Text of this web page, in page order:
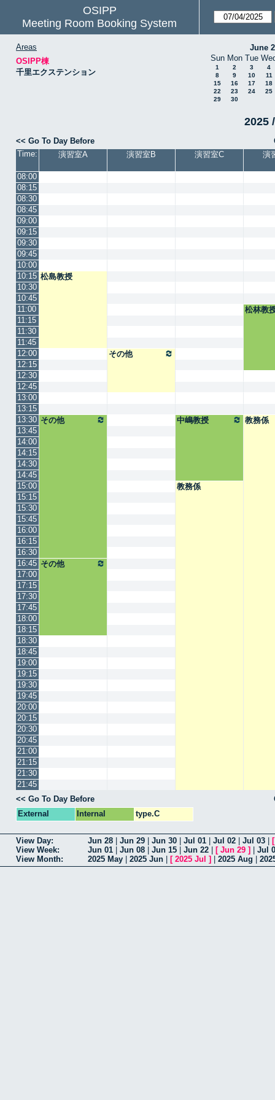
OSIPP
Meeting Room Booking System
Areas
OSIPP棟
千里エクステンション
June
Sun Mon Tue
1 2 3
4
8
9 10
11
15
16 17
18
22
23 24
25
29
30
2025
<< Go To Day Before
Time:
演習室A 演習室B 演習室C 演
08:00
08:15
08:30
08:45
09:00
09:15
09:30
09:45
10:00
10:15 松島教授
10:30
10:45
11:00
松林教
11:15
11:30
11:45
12:00
その他
12:15
12:30
12:45
13:00
13:15
13:30 その他 中嶋教授
教務係
13:45
14:00
14:15
14:30
14:45
15:00
教務係
15:15
15:30
15:45
16:00
16:15
16:30
16:45 その他
17:00
17:15
17:30
17:45
18:00
18:15
18:30
18:45
19:00
19:15
19:30
19:45
20:00
20:15
20:30
20:45
21:00
21:15
21:30
21:45
<< Go To Day Before
External
Internal type.C
View Day: Jun 28 Jun 29 Jun 30 Jul 01 Jul 02 Jul 03
View Week:
Jun 01 Jun 08 Jun 15 Jun 22 [ Jun 29 ]
Jul
View Month:
2025 May 2025 Jun [ 2025 Jul ] 2025 Aug